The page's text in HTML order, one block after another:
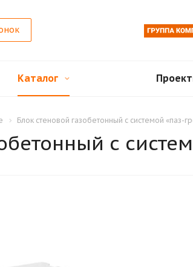
Каталог
Блок стеновой газобетонный с системой «паз-
с